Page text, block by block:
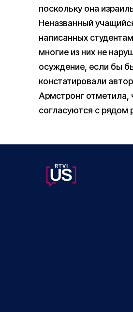
поскольку она
Неназванный
написанных
многие из них не
осуждение, если бы
констатировали
Армстронг отметила,
согласуются с рядом